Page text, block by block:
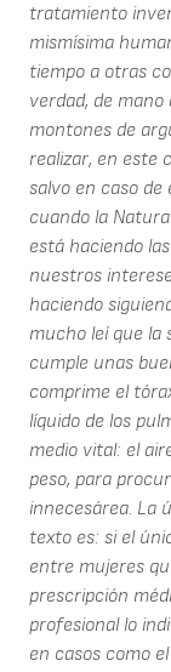
tratamiento
mismísima
tiempo a otras
verdad, de
montones de
realizar, en este
salvo en caso
cuando la
está haciendo
nuestros
haciendo
mucho leí que la
cumple unas
comprime el
líquido de los
medio vital: el
peso, para
innecesárea. La
texto es: si el
entre mujeres
prescripción
profesional lo
en casos como